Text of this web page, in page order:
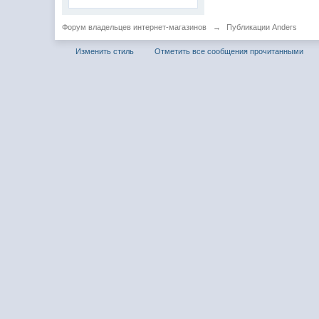
Форум владельцев интернет-магазинов → Публикации Anders
Изменить стиль Отметить все сообщения прочитанными